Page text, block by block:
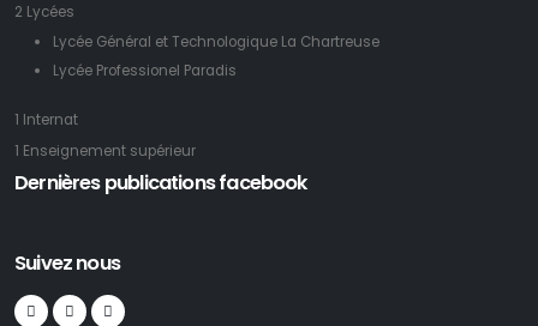
2 Lycées
Lycée Général et Technologique La Chartreuse
Lycée Professionel Paradis
1 Internat
1 Enseignement supérieur
Dernières publications facebook
Suivez nous